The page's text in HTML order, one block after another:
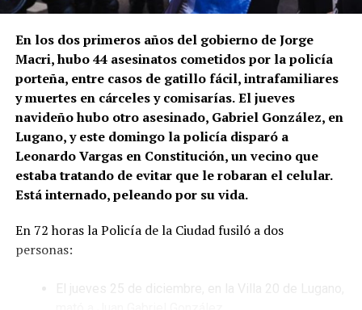
En los dos primeros años del gobierno de Jorge
Macri, hubo 44 asesinatos cometidos por la policía
porteña, entre casos de gatillo fácil, intrafamiliares
y muertes en cárceles y comisarías.El jueves
navideño hubo otro asesinado, Gabriel González, en
Lugano, y este domingo la policía disparó a
Leonardo Vargas en Constitución, un vecino que
estaba tratando de evitar que le robaran el celular.
Está internado, peleando por su vida.
En 72 horas la Policía de la Ciudad fusiló a dos
personas:
El jueves 25 de diciembre, en la Villa 20 de Lugano,